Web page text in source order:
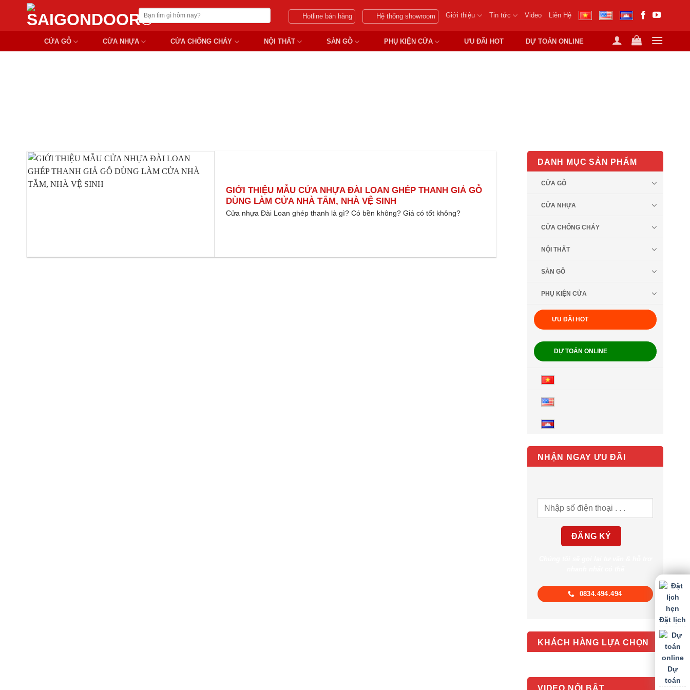
Chuyển
nội
Tìm
kiếm:
Hotline bán hàng Hệ thống showroom Giới thiệu Tin tức Video Liên Hệ
CỬA GỖ CỬA NHỰA CỬA CHỐNG CHÁY NỘI THẤT SÀN GỖ PHỤ KIỆN CỬA ƯU ĐÃI HOT DỰ TOÁN ONLINE
GIỚI THIỆU MẪU CỬA NHỰA ĐÀI LOAN GHÉP THANH GIẢ GỖ
DÙNG LÀM CỬA NHÀ TẮM, NHÀ VỆ SINH
Cửa nhựa Đài Loan ghép thanh là gì? Có bền không? Giá có tốt không?
DANH MỤC SẢN PHẨM
CỬA GỖ
CỬA NHỰA
CỬA CHỐNG CHÁY
NỘI THẤT
SÀN GỖ
PHỤ KIỆN CỬA
ƯU ĐÃI HOT
DỰ TOÁN ONLINE
NHẬN NGAY ƯU ĐÃI
0834.494.494
KHÁCH HÀNG LỰA CHỌN
VIDEO NỔI BẬT
Đặt lịch
Dự
toán